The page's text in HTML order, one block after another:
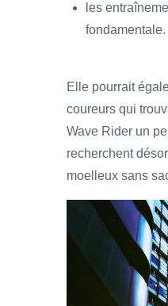
les
fondamentale.
Elle pourrait
coureurs qui
Wave Rider un
recherchent
moelleux sans